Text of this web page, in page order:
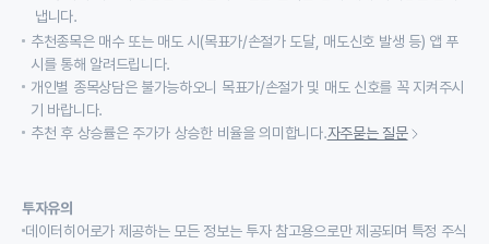
냅니다.
추천종목은 매수 또는 매도 시(목표가/손절가 도달, 매도신호 발생 등) 앱 푸
시를 통해 알려드립니다.
개인별 종목상담은 불가능하오니 목표가/손절가 및 매도 신호를 꼭 지켜주시
기 바랍니다.
추천 후 상승률은 주가가 상승한 비율을 의미합니다.자주묻는 질문
투자유의
데이터히어로가 제공하는 모든 정보는 투자 참고용으로만 제공되며 특정 주식